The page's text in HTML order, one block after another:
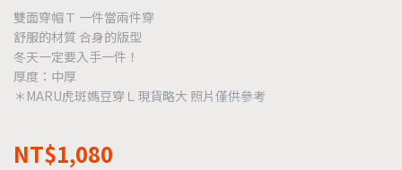
雙面穿帽Ｔ 一件當兩件穿
舒服的材質 合身的版型
冬天一定要入手一件！
厚度：中厚
＊MARU虎斑媽豆穿Ｌ現貨略大 照片僅供參考
NT$1,080